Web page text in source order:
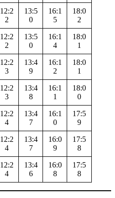
12:2
2
13:5
0
16:1
5
18:0
2
12:2
2
13:5
0
16:1
4
18:0
1
12:2
3
13:4
9
16:1
2
18:0
1
12:2
3
13:4
8
16:1
1
18:0
0
12:2
4
13:4
7
16:1
0
17:5
9
12:2
4
13:4
7
16:0
9
17:5
8
12:2
4
13:4
6
16:0
8
17:5
8